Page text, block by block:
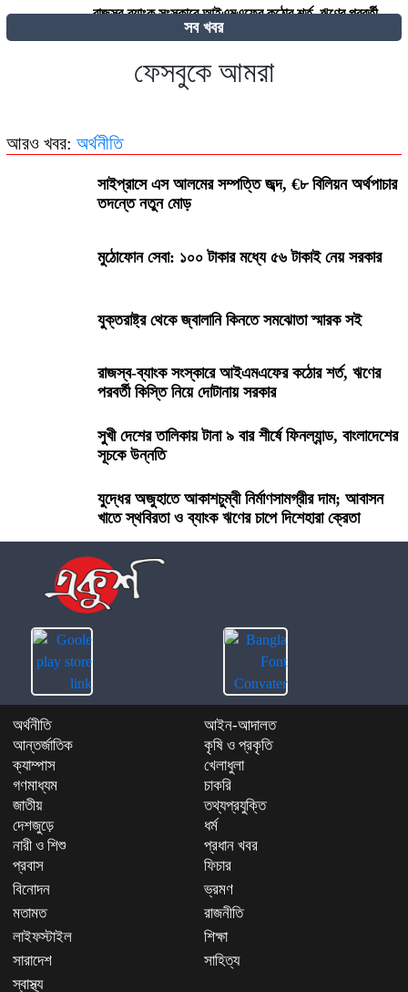
রাজস্ব-ব্যাংক সংস্কারে আইএমএফের কঠোর শর্ত, ঋণের পরবর্তী
কিস্তি নিয়ে দোটানায় সরকার
২৭০ বিলিয়ন ডলার! কার কাছে এই বিশাল ক্ষতিপূরণ চাইছে ইরান?
সব খবর
ফেসবুকে আমরা
আরও খবর: অর্থনীতি
সাইপ্রাসে এস আলমের সম্পত্তি জব্দ, €৮ বিলিয়ন অর্থপাচার
তদন্তে নতুন মোড়
মুঠোফোন সেবা: ১০০ টাকার মধ্যে ৫৬ টাকাই নেয় সরকার
যুক্তরাষ্ট্র থেকে জ্বালানি কিনতে সমঝোতা স্মারক সই
রাজস্ব-ব্যাংক সংস্কারে আইএমএফের কঠোর শর্ত, ঋণের
পরবর্তী কিস্তি নিয়ে দোটানায় সরকার
সুখী দেশের তালিকায় টানা ৯ বার শীর্ষে ফিনল্যান্ড, বাংলাদেশের
সূচকে উন্নতি
যুদ্ধের অজুহাতে আকাশচুম্বী নির্মাণসামগ্রীর দাম; আবাসন
খাতে স্থবিরতা ও ব্যাংক ঋণের চাপে দিশেহারা ক্রেতা
অর্থনীতি
আইন-আদালত
আন্তর্জাতিক
কৃষি ও প্রকৃতি
ক্যাম্পাস
খেলাধুলা
গণমাধ্যম
চাকরি
জাতীয়
তথ্যপ্রযুক্তি
দেশজুড়ে
ধর্ম
নারী ও শিশু
প্রধান খবর
প্রবাস
ফিচার
বিনোদন
ভ্রমণ
মতামত
রাজনীতি
লাইফস্টাইল
শিক্ষা
সারাদেশ
সাহিত্য
স্বাস্থ্য